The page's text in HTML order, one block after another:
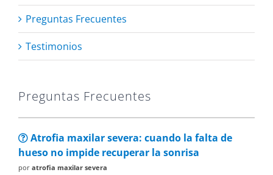
Preguntas Frecuentes
Testimonios
Preguntas Frecuentes
Atrofia maxilar severa: cuando la falta de
hueso no impide recuperar la sonrisa
por atrofia maxilar severa